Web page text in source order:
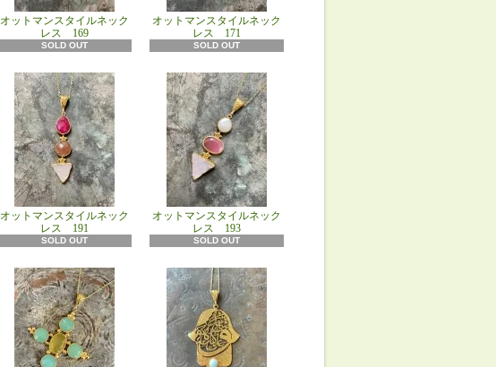
オットマンスタイルネック
レス 169
SOLD OUT
オットマンスタイルネック
レス 171
SOLD OUT
オットマンスタイルネック
レス 191
SOLD OUT
オットマンスタイルネック
レス 193
SOLD OUT